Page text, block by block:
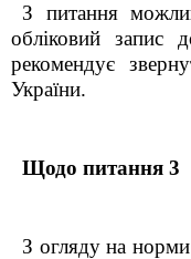
З питання
обліковий запис
рекомендує
України.
Щодо питання 3
З огляду на норми